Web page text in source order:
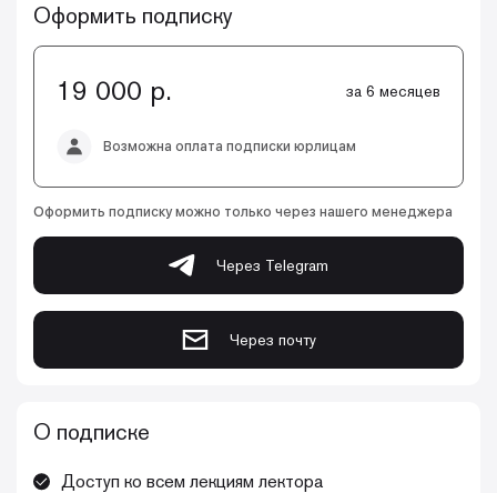
Оформить подписку
19 000 р. за 6 месяцев
Возможна оплата подписки юрлицам
Оформить подписку можно только через нашего менеджера
Через Telegram
Через почту
О подписке
Доступ ко всем лекциям лектора